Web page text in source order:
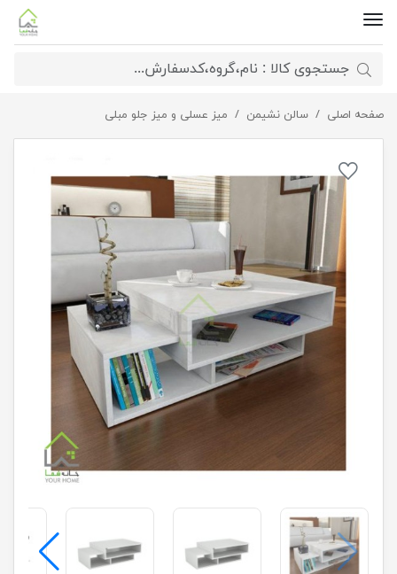
صفحه اصلی سالن نشیمن میز عسلی و میز جلو مبلی میز جلو مبلی هندسی جذاب